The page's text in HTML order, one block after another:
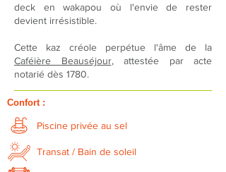
deck en wakapou où l'envie de rester
devient irrésistible.
Cette kaz créole perpétue l'âme de la
Caféière Beauséjour, attestée par acte
notarié dès 1780.
Confort :
Piscine privée au sel
Transat / Bain de soleil